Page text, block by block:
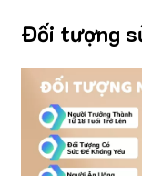
Đối tượng